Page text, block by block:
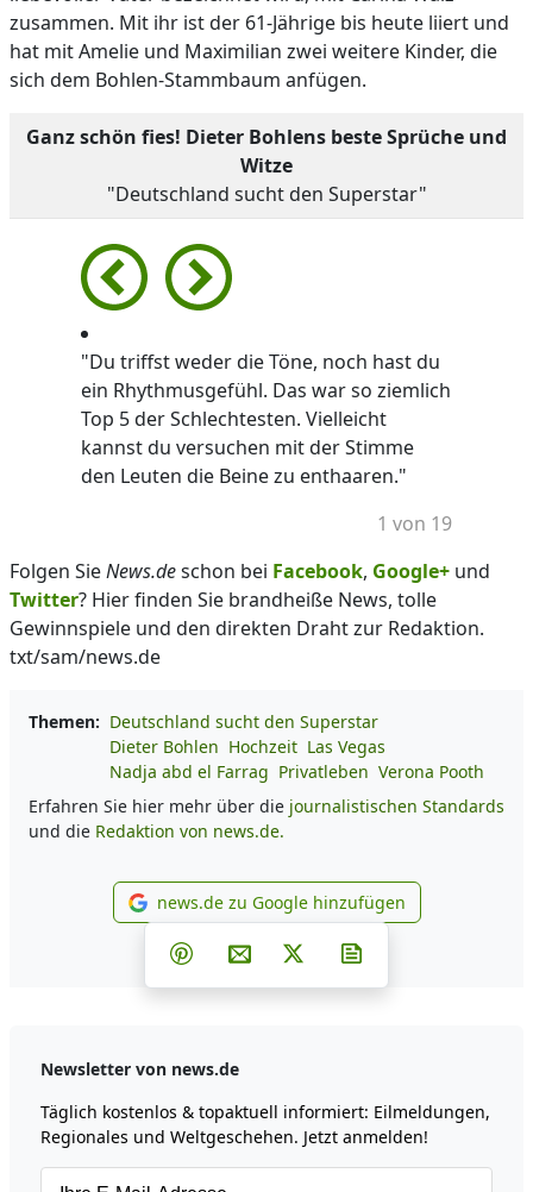
zusammen. Mit ihr ist der 61-Jährige bis heute liiert und
hat mit Amelie und Maximilian zwei weitere Kinder, die
sich dem Bohlen-Stammbaum anfügen.
Ganz schön fies! Dieter Bohlens beste Sprüche und
Witze
"Deutschland sucht den Superstar"
"Du triffst weder die Töne, noch hast du
ein Rhythmusgefühl. Das war so ziemlich
Top 5 der Schlechtesten. Vielleicht
kannst du versuchen mit der Stimme
den Leuten die Beine zu enthaaren."
1 von 19
Folgen SieNews.deschon bei Facebook, Google+ und
Twitter? Hier finden Sie brandheiße News, tolle
Gewinnspiele und den direkten Draht zur Redaktion.
txt/sam/news.de
Themen: Deutschland sucht den Superstar
Dieter Bohlen Hochzeit Las Vegas
Nadja abd el Farrag Privatleben Verona Pooth
Erfahren Sie hier mehr über die journalistischen Standards
und die Redaktion von news.de.
news.de zu Google
news.de zu Google hinzufügen
Teilen auf Facebook
Teilen auf Whatsapp
Teilen auf Telegram
Teilen auf Pinterest
Per E-Mail teilen
Post auf X
Newsletter von news.de
Täglich kostenlos & topaktuell informiert: Eilmeldungen,
Regionales und Weltgeschehen. Jetzt anmelden!